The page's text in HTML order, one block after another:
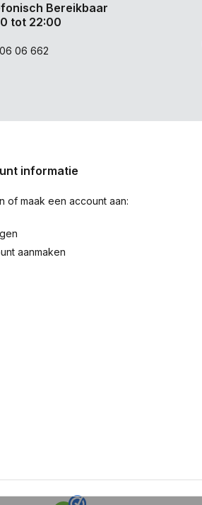
Bereikbaar
tot 22:00
06 662
informatie
of maak een account aan:
aanmaken